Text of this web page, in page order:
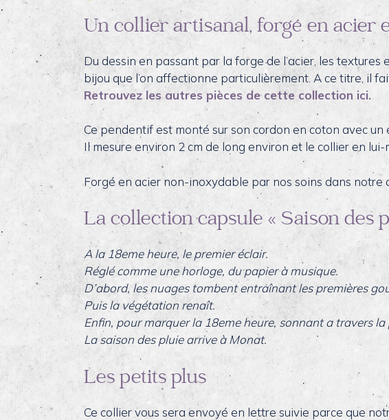
Un collier artisanal, forgé en acier
Du dessin en passant par la forge de l’acier, les
bijou que l’on affectionne particulièrement. A ce titre, il
Retrouvez les autres pièces de cette collection ici.
Ce pendentif est monté sur son cordon en coton avec un
Il mesure environ 2 cm de long environ et le collier en
Forgé en acier non-inoxydable par nos soins dans
La collection capsule « Saison des
A la 18eme heure, le premier éclair.
Réglé comme une horloge, du papier à musique.
D’abord, les nuages tombent entraînant les premières
Puis la végétation renaît.
Enfin, pour marquer la 18eme heure, sonnant a travers
La saison des pluie arrive à Monat.
Les petits plus
Ce collier vous sera envoyé en lettre suivie parce que